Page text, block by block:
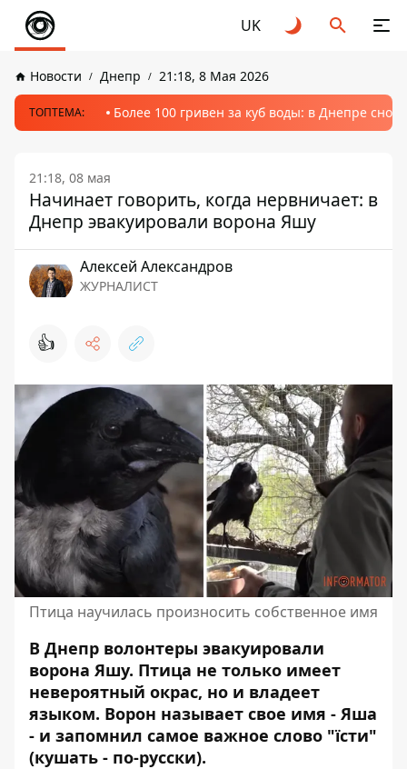
UK
Новости Днепр 21:18, 8 Мая 2026
ТОПТЕМА: Более 100 гривен за куб воды: в Днепре
21:18, 08 мая
Начинает говорить, когда нервничает: в
Днепр эвакуировали ворона Яшу
Алексей Александров
ЖУРНАЛИСТ
👍
Птица научилась произносить собственное имя
В Днепр волонтеры эвакуировали
ворона Яшу. Птица не только имеет
невероятный окрас, но и владеет
языком. Ворон называет свое имя - Яша
- и запомнил самое важное слово "їсти"
(кушать - по-русски).